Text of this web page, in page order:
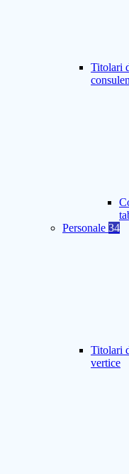
Titolari
Personale 34
Titolari
vertice